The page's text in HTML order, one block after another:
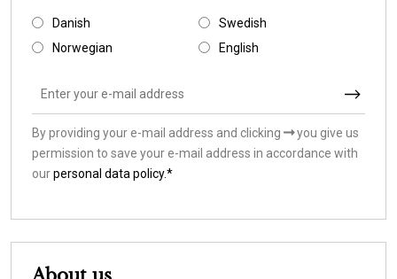
Danish
Swedish
Norwegian
English
By providing your e-mail address and clicking
you give us
permission to save your e-mail address in accordance with
ourpersonal data policy.*